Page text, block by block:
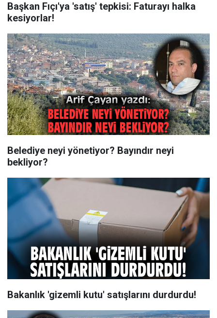
Başkan Fıçı'ya 'satış' tepkisi: Faturayı halka
kesiyorlar!
Belediye neyi yönetiyor? Bayındır neyi
bekliyor?
Bakanlık 'gizemli kutu' satışlarını durdurdu!